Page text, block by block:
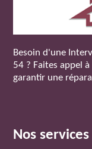
Besoin d'une
54 ? Faites appel
garantir une
Nos services